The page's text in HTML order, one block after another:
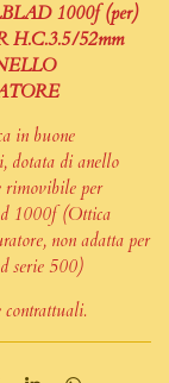
1000f (per)
H.C.3.5/52mm
in buone
dotata di anello
rimovibile per
1000f (Ottica
non adatta per
serie 500)
contrattuali.